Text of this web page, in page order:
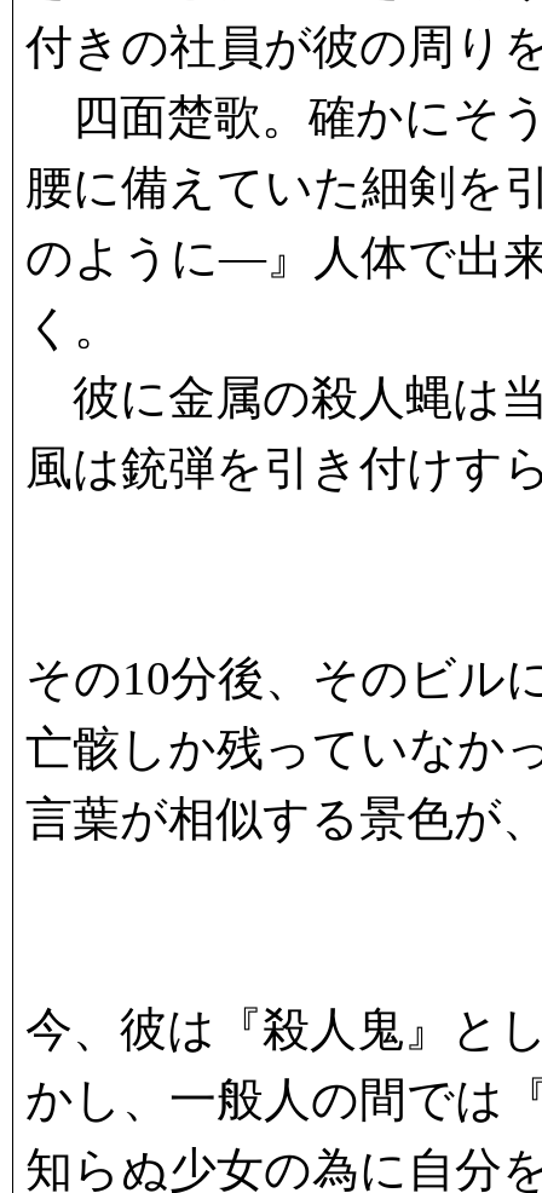
付きの社員が彼の周り
四面楚歌。確かにそ
腰に備えていた細剣を
のように―』人体で出
く。
彼に金属の殺人蝿は
風は銃弾を引き付けす
その10分後、そのビル
亡骸しか残っていなか
言葉が相似する景色が
今、彼は『殺人鬼』と
かし、一般人の間では
知らぬ少女の為に自分